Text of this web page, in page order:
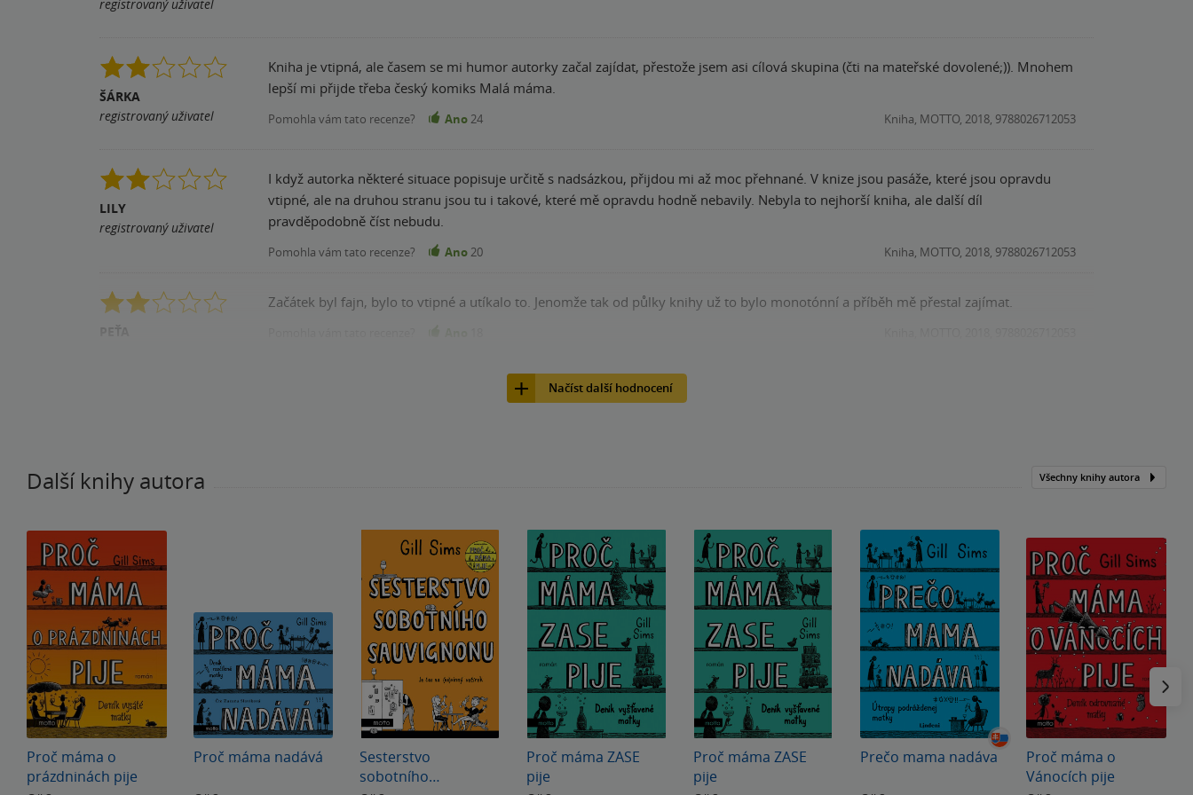
registrovaný uživatel
ŠÁRKA
registrovaný uživatel
Kniha je vtipná, ale časem se mi humor autorky začal zajídat, přestože jsem asi cílová skupina (čti na mateřské dovolené;)). Mnohem
lepší mi přijde třeba český komiks Malá máma.
Pomohla vám tato recenze? Ano24 Kniha, MOTTO, 2018, 9788026712053
LILY
registrovaný uživatel
I když autorka některé situace popisuje určitě s nadsázkou, přijdou mi až moc přehnané. V knize jsou pasáže, které jsou opravdu
vtipné, ale na druhou stranu jsou tu i takové, které mě opravdu hodně nebavily. Nebyla to nejhorší kniha, ale další díl
pravděpodobně číst nebudu.
Pomohla vám tato recenze? Ano20 Kniha, MOTTO, 2018, 9788026712053
PEŤA
Začátek byl fajn, bylo to vtipné a utíkalo to. Jenomže tak od půlky knihy už to bylo monotónní a příběh mě přestal zajímat.
Načíst další hodnocení
Další knihy autora Všechny knihy autora
Proč máma o
prázdninách pije
Proč máma nadává
Sesterstvo
sobotního
Proč máma ZASE
pije
Proč máma ZASE
pije
Prečo mama nadáva
Proč máma o
Vánocích pije